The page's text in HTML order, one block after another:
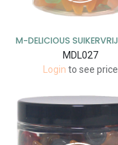
MDL027
Login to see price